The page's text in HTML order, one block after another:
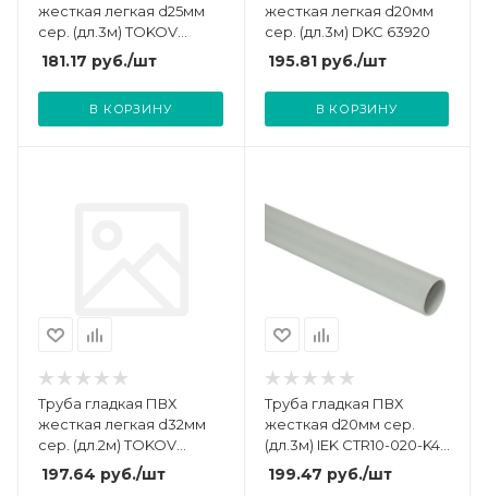
жесткая легкая d25мм
сер. (дл.3м) TOKOV
ELECTRIC TKE-THG-PVC-
25-3-C06
181.17 руб./шт
В КОРЗИНУ
жесткая легкая d20мм
сер. (дл.3м) DKC 63920
195.81руб./шт
В КОРЗИНУ
Труба гладкая ПВХ
жесткая легкая d32мм
сер. (дл.2м) TOKOV
ELECTRIC TKE-THG-PVC-
32-2-C06
197.64 руб./шт
Труба гладкая ПВХ
жесткая d20мм сер.
(дл.3м) IEK CTR10-020-K41-
093I
199.47 руб./шт